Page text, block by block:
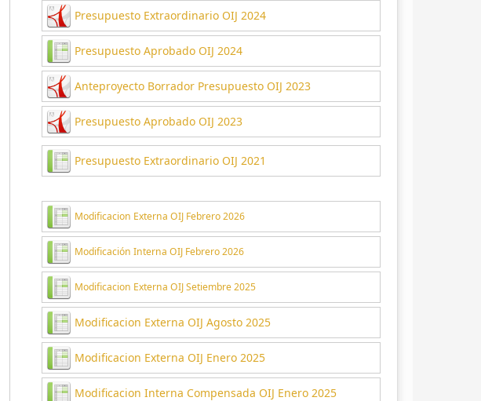
Presupuesto Extraordinario OIJ 2024
Presupuesto Aprobado OIJ 2024
Anteproyecto Borrador Presupuesto OIJ 2023
Presupuesto Aprobado OIJ 2023
Presupuesto Extraordinario OIJ 2021
Modificacion Externa OIJ Febrero 2026
Modificación Interna OIJ Febrero 2026
Modificacion Externa OIJ Setiembre 2025
Modificacion Externa OIJ Agosto 2025
Modificacion Externa OIJ Enero 2025
Modificacion Interna Compensada OIJ Enero 2025